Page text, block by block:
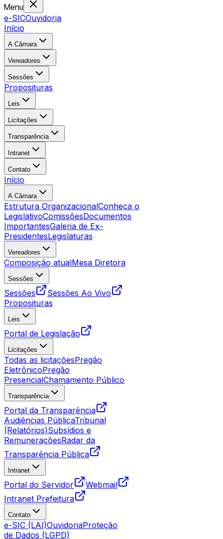
Menu
e-SICOuvidoria
Início
A Câmara
Vereadores
Sessões
Proposituras
Leis
Licitações
Transparência
Intranet
Contato
Início
A Câmara
Estrutura OrganizacionalConheça o
LegislativoComissõesDocumentos
ImportantesGaleria de Ex-
PresidentesLegislaturas
Vereadores
Composição atualMesa Diretora
Sessões
Sessões
Sessões Ao Vivo
Proposituras
Leis
Portal de Legislação
Licitações
Todas as licitaçõesPregão
EletrônicoPregão
PresencialChamamento Público
Transparência
Portal da Transparência
Audiências PúblicaTribunal
(Relatórios)Subsídios e
RemuneraçõesRadar da
Transparência Pública
Intranet
Portal do Servidor
Webmail
Intranet Prefeitura
Contato
e-SIC (LAI)OuvidoriaProteção
de Dados (LGPD)